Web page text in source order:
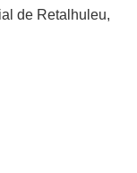
de Retalhuleu,